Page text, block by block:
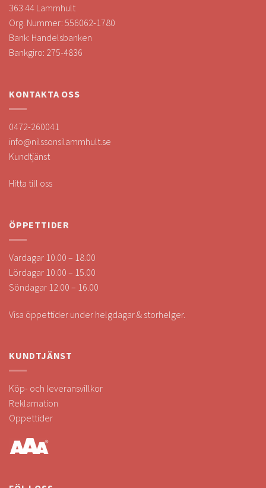
363 44 Lammhult
Org. Nummer: 556062-1780
Bank: Handelsbanken
Bankgiro: 275-4836
KONTAKTA OSS
0472-260041
info@nilssonsilammhult.se
Kundtjänst
Hitta till oss
ÖPPETTIDER
Vardagar 10.00 – 18.00
Lördagar 10.00 – 15.00
Söndagar 12.00 – 16.00
Visa öppettider under helgdagar & storhelger.
KUNDTJÄNST
Köp- och leveransvillkor
Reklamation
Öppettider